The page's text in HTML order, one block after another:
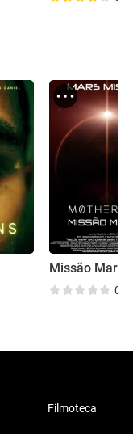
Missão Marte
0.0
Filmoteca